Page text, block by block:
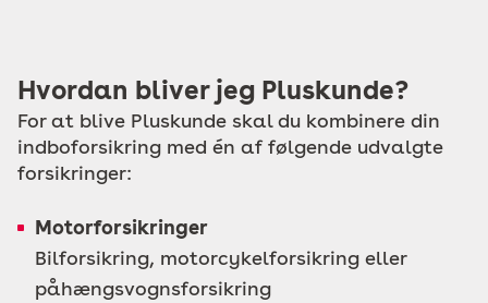
Hvordan bliver jeg Pluskunde?
For at blive Pluskunde skal du kombinere din
indboforsikring med én af følgende udvalgte
forsikringer:
Motorforsikringer
Bilforsikring, motorcykelforsikring eller
påhængsvognsforsikring